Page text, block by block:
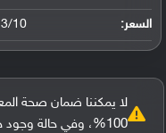
السعر: 3/10 (About 120 EUR)
لا يمكننا ضمان صحة
100%، وفي حالة وجود خطأ يُرجى